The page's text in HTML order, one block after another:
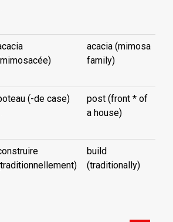
acacia (mimosa
family)
(-de case)
post (front * of
a house)
build
(traditionally)